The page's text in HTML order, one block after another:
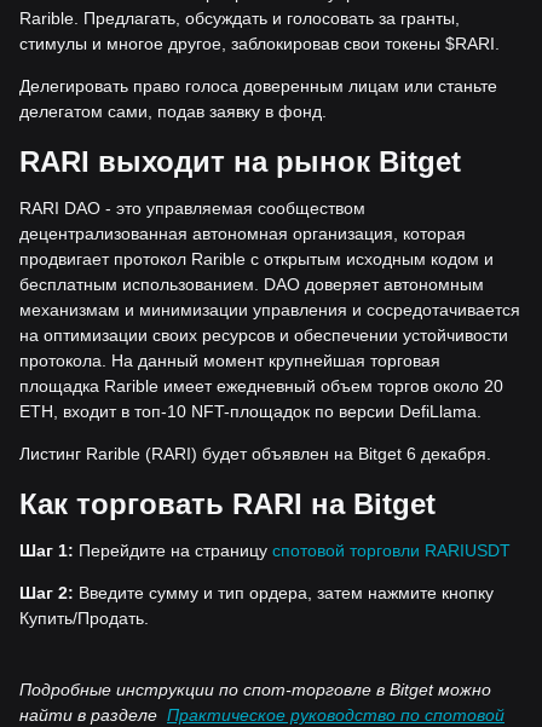
Rarible. Предлагать, обсуждать и голосовать за гранты,
стимулы и многое другое, заблокировав свои токены $RARI.
Делегировать право голоса доверенным лицам или станьте
делегатом сами, подав заявку в фонд.
RARI выходит на рынок Bitget
RARI DAO - это управляемая сообществом
децентрализованная автономная организация, которая
продвигает протокол Rarible с открытым исходным кодом и
бесплатным использованием. DAO доверяет автономным
механизмам и минимизации управления и сосредотачивается
на оптимизации своих ресурсов и обеспечении устойчивости
протокола. На данный момент крупнейшая торговая
площадка Rarible имеет ежедневный объем торгов около 20
ETH, входит в топ-10 NFT-площадок по версии DefiLlama.
Листинг Rarible (RARI) будет объявлен на Bitget 6 декабря.
Как торговать RARI на Bitget
Шаг 1: Перейдите на страницу спотовой торговли RARIUSDT
Шаг 2: Введите сумму и тип ордера, затем нажмите кнопку
Купить/Продать.
Подробные инструкции по спот-торговле в Bitget можно
найти в разделе Практическое руководство по спотовой